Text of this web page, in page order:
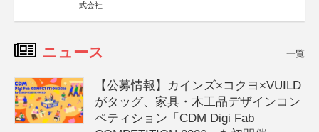
式会社
ニュース 一覧
【公募情報】カインズ×コクヨ×VUILD
がタッグ、家具・木工品デザインコン
ペティション「CDM Digi Fab